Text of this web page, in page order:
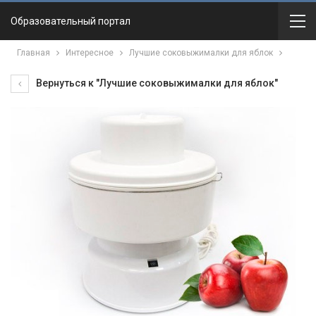
Образовательный портал
Главная Интересное Лучшие соковыжималки для яблок
Вернуться к "Лучшие соковыжималки для яблок"